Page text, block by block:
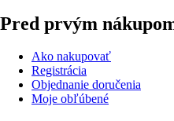
Pred prvým
Ako nakupovať
Registrácia
Objednanie doručenia
Moje obľúbené